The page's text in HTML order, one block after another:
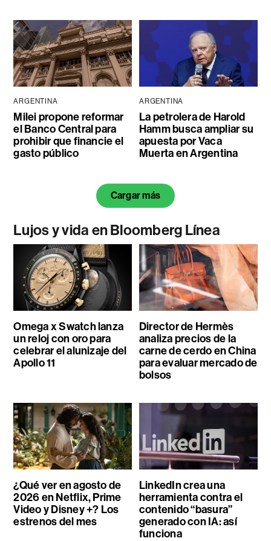
ARGENTINA
Milei propone reformar
el Banco Central para
prohibir que financie el
gasto público
ARGENTINA
La petrolera de Harold
Hamm busca ampliar su
apuesta por Vaca
Muerta en Argentina
Cargar más
Lujos y vida en Bloomberg Línea
Omega x Swatch lanza
un reloj con oro para
celebrar el alunizaje del
Apollo 11
Director de Hermès
analiza precios de la
carne de cerdo en China
para evaluar mercado de
bolsos
¿Qué ver en agosto de
2026 en Netflix, Prime
Video y Disney +? Los
estrenos del mes
LinkedIn crea una
herramienta contra el
contenido “basura”
generado con IA: así
funciona